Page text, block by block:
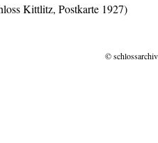
Kittlitz, Postkarte 1927)
©